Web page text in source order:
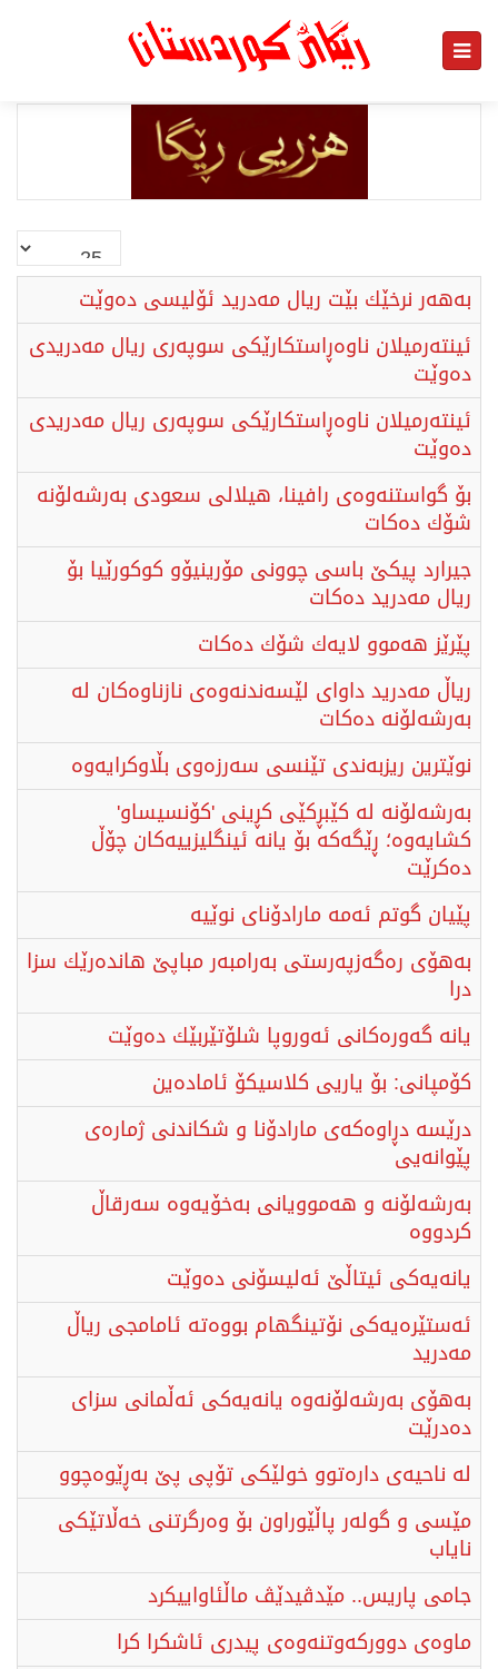
نمایش
#
بەهەر نرخێك بێت ریال مەدرید ئۆلیسی دەوێت
ئینتەرمیلان ناوەڕاستكارێكی سوپەری ریال مەدریدی
دەوێت
ئینتەرمیلان ناوەڕاستكارێكی سوپەری ریال مەدریدی
دەوێت
بۆ گواستنەوەی رافینا، هیلالی سعودی بەرشەلۆنە
شۆك دەكات
جیرارد پیکێ باسی چوونی مۆرینیۆو كوكورێیا بۆ
ریال مەدرید دەكات
پێرێز هەموو لایەك شۆك دەكات
ریاڵ مەدرید داوای لێسەندنەوەی نازناوەکان لە
بەرشەلۆنە دەکات
نوێترین ریزبەندی تێنسی سەرزەوی بڵاوکرایەوە
بەرشەلۆنە لە کێبڕکێی کڕینی 'کۆنسیساو'
کشایەوە؛ ڕێگەکە بۆ یانە ئینگلیزییەکان چۆڵ
دەکرێت
پێیان گوتم ئەمە مارادۆنای نوێیە
بەهۆی رەگەزپەرستی بەرامبەر مباپێ هاندەرێك سزا
درا
یانە گەورەكانی ئەوروپا شلۆتێربێك دەوێت
كۆمپانی: بۆ یاریی كلاسیكۆ ئامادەین
درێسە دڕاوەکەی مارادۆنا و شکاندنى ژمارەى
پێوانەیی
بەرشەلۆنە و هەموویانی بەخۆیەوە سەرقاڵ
کردووە
یانەیەكی ئیتاڵێ‌ ئەلیسۆنی دەوێت
ئەستێرەیەكی نۆتینگهام بووەتە ئامامجی ریاڵ
مەدرید
بەهۆی بەرشەلۆنەوە یانەیەكی ئەڵمانی سزای
دەدرێت
لە ناحیەی دارەتوو خولێکی تۆپی پێ بەڕێوەچوو
مێسی و گولەر پاڵێوراون بۆ وەرگرتنی خەڵاتێكی
نایاب
جامی پاریس.. مێدڤیدێڤ ماڵئاواییكرد
ماوەی دووركەوتنەوەی پیدری ئاشكرا كرا